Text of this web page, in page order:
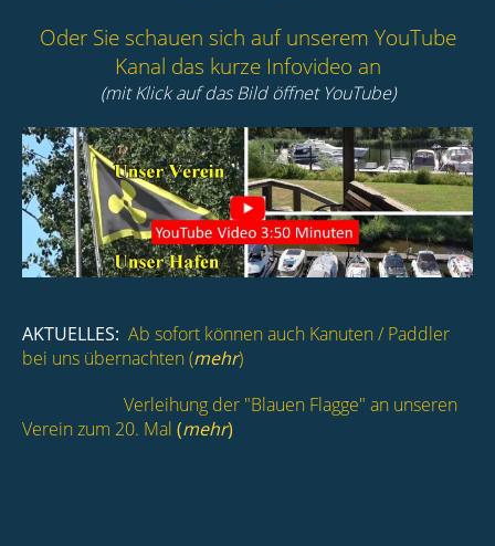
Oder Sie schauen sich auf unserem YouTube
Kanal das kurze Infovideo an
(mit Klick auf das Bild öffnet YouTube)
AKTUELLES: Ab sofort können auch Kanuten / Paddler
bei uns übernachten (mehr)
Verleihung der "Blauen Flagge" an unseren
Verein zum 20. Mal (mehr)